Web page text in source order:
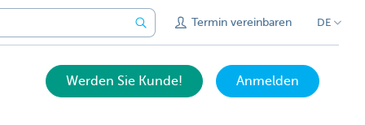
Termin vereinbaren DE
Werden Sie Kunde! Anmelden